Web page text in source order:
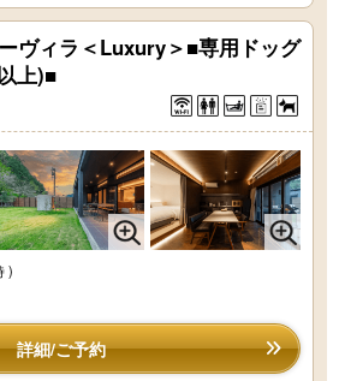
ヴィラ＜Luxury＞■専用ドッグ
上)■
)
詳細/ご予約